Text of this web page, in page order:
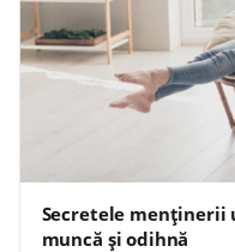
Secretele menținerii
muncă și odihnă